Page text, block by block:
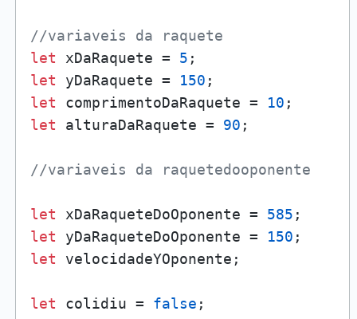
//variaveis da raquete
let xDaRaquete = 5
let yDaRaquete = 150
let comprimentoDaRaquete = 10
let alturaDaRaquete = 90 ;
//variaveis da raquetedooponente
let xDaRaqueteDoOponente = 585
let yDaRaqueteDoOponente = 150
let velocidadeYOponente;
let colidiu = false ;